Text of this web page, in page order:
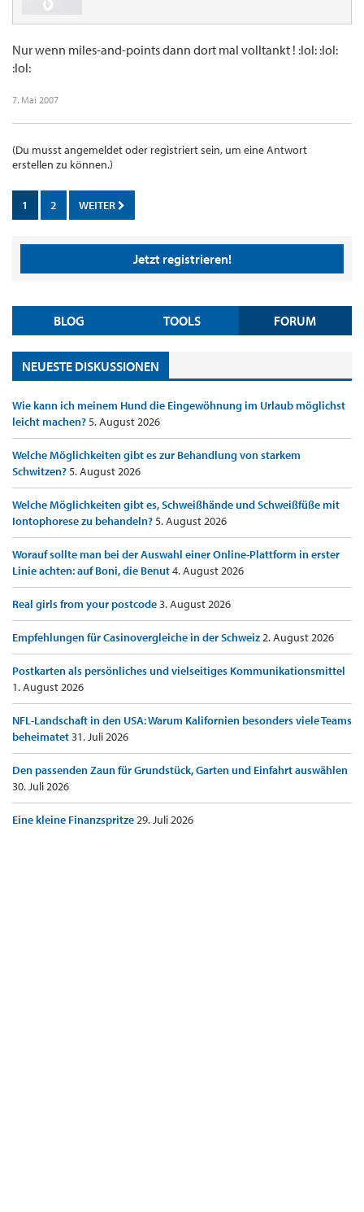
Nur wenn miles-and-points dann dort mal volltankt ! :lol: :lol:
:lol:
7. Mai 2007
(Du musst angemeldet oder registriert sein, um eine Antwort
erstellen zu können.)
1 2 WEITER
Jetzt registrieren!
BLOG TOOLS FORUM
NEUESTE DISKUSSIONEN
Wie kann ich meinem Hund die Eingewöhnung im Urlaub möglichst
leicht machen?5. August 2026
Welche Möglichkeiten gibt es zur Behandlung von starkem
Schwitzen?5. August 2026
Welche Möglichkeiten gibt es, Schweißhände und Schweißfüße mit
Iontophorese zu behandeln?5. August 2026
Worauf sollte man bei der Auswahl einer Online-Plattform in erster
Linie achten: auf Boni, die Benut4. August 2026
Real girls from your postcode3. August 2026
Empfehlungen für Casinovergleiche in der Schweiz2. August 2026
Postkarten als persönliches und vielseitiges Kommunikationsmittel
1. August 2026
NFL-Landschaft in den USA: Warum Kalifornien besonders viele Teams
beheimatet31. Juli 2026
Den passenden Zaun für Grundstück, Garten und Einfahrt auswählen
30. Juli 2026
Eine kleine Finanzspritze29. Juli 2026